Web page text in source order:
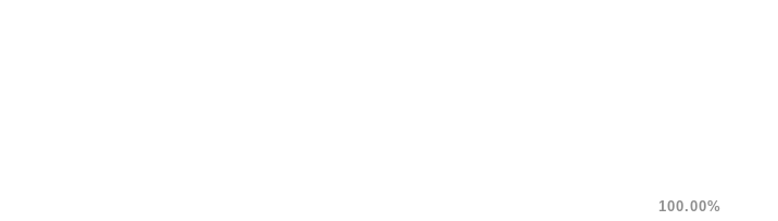
100.00%